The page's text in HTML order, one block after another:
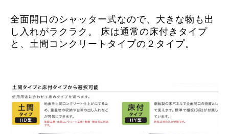
全面開口のシャッター式なので、大きな物も出
し入れがラクラク。 床は通常の床付きタイプ
と、土間コンクリートタイプの２タイプ。